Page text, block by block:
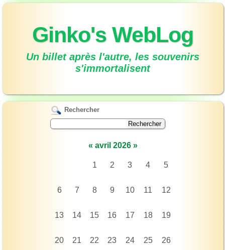
Ginko's WebLog
Un billet après l'autre, les souvenirs
s'immortalisent
Rechercher
« avril 2026 »
1 2 3 4 5
6 7 8 9 10 11 12
13 14 15 16 17 18 19
20 21 22 23 24 25 26